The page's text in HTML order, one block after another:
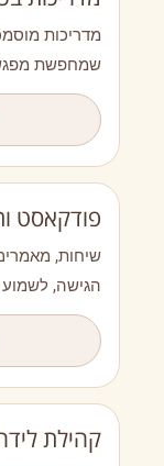
מדריכות
שמחפשת מפגש
פודקאסט
שיחות,
הגישה, לשמוע
קהילת